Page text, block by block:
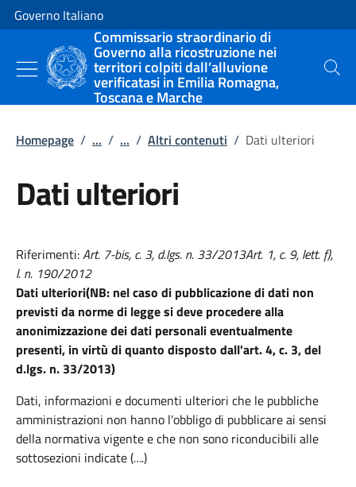
Vai al contenuto
Vai alla navigazione del sito
Governo Italiano
Commissario straordinario di
Governo alla ricostruzione nei
territori colpiti dall’alluvione
verificatasi in Emilia Romagna,
Toscana e Marche
Cerca
Homepage / ... / ... / Altri contenuti / Dati ulteriori
Dati ulteriori
Riferimenti:Art. 7-bis, c. 3, d.lgs. n. 33/2013Art. 1, c. 9, lett. f),
l. n. 190/2012
Dati ulteriori(NB: nel caso di pubblicazione di dati non
previsti da norme di legge si deve procedere alla
anonimizzazione dei dati personali eventualmente
presenti, in virtù di quanto disposto dall'art. 4, c. 3, del
d.lgs. n. 33/2013)
Dati, informazioni e documenti ulteriori che le pubbliche
amministrazioni non hanno l'obbligo di pubblicare ai sensi
della normativa vigente e che non sono riconducibili alle
sottosezioni indicate (….)